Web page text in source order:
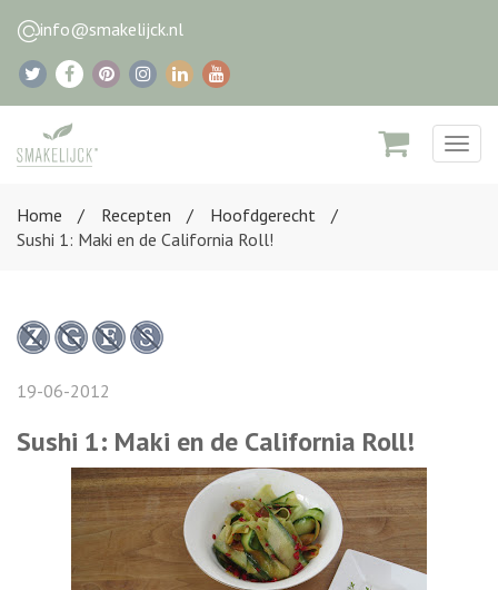
info@smakelijck.nl
Home
Recepten
Hoofdgerecht
Sushi 1: Maki en de California Roll!
19-06-2012
Sushi 1: Maki en de California Roll!